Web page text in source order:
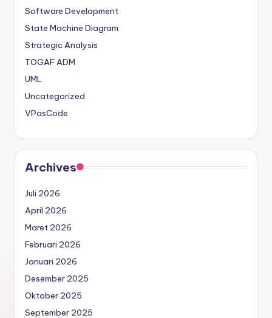
Software Development
State Machine Diagram
Strategic Analysis
TOGAF ADM
UML
Uncategorized
VPasCode
Archives
Juli 2026
April 2026
Maret 2026
Februari 2026
Januari 2026
Desember 2025
Oktober 2025
September 2025